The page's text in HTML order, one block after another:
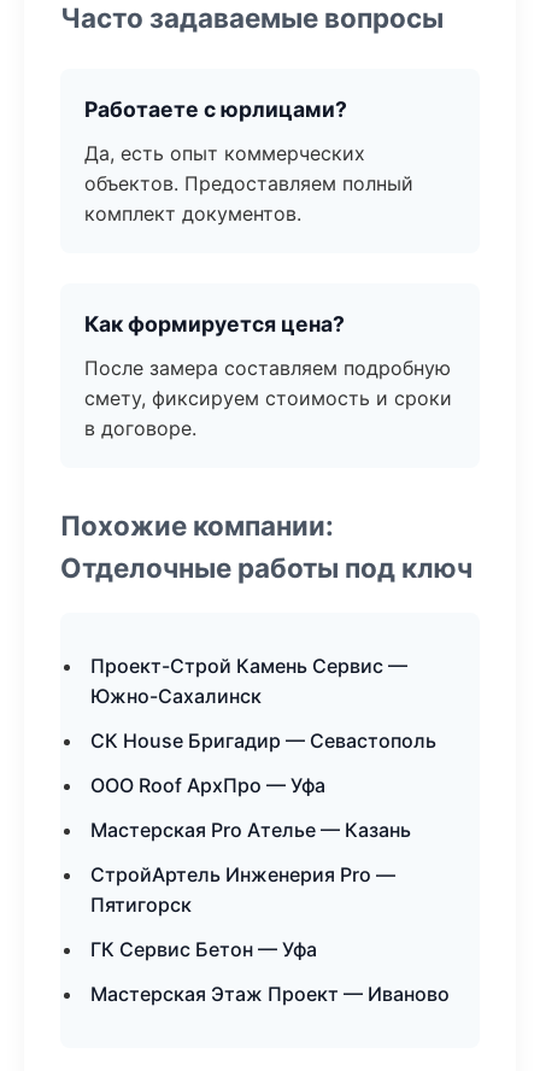
Часто задаваемые вопросы
Работаете с юрлицами?
Да, есть опыт коммерческих
объектов. Предоставляем полный
комплект документов.
Как формируется цена?
После замера составляем подробную
смету, фиксируем стоимость и сроки
в договоре.
Похожие компании:
Отделочные работы под ключ
Проект-Строй Камень Сервис —
Южно-Сахалинск
СК House Бригадир — Севастополь
ООО Roof АрхПро — Уфа
Мастерская Pro Ателье — Казань
СтройАртель Инженерия Pro —
Пятигорск
ГК Сервис Бетон — Уфа
Мастерская Этаж Проект — Иваново